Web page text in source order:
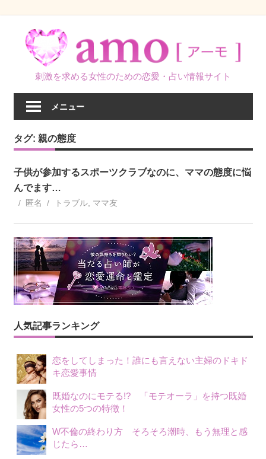
刺激を求める女性のための恋愛・占い情報サイト
メニュー
タグ: 親の態度
子供が参加するスポーツクラブなのに、ママの態度に悩
んでます…
匿名 トラブル, ママ友
人気記事ランキング
恋をしてしまった！誰にも言えない主婦のドキド
キ恋愛事情
既婚なのにモテる!? 「モテオーラ」を持つ既婚
女性の5つの特徴！
W不倫の終わり方 そろそろ潮時、もう無理と感
じたら…